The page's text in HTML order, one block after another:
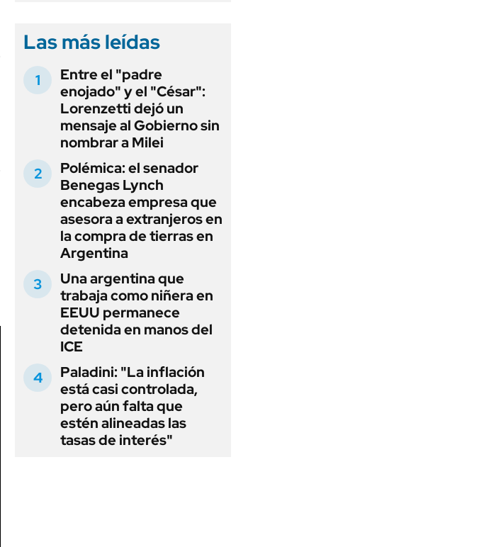
Las más leídas
Entre el "padre
enojado" y el "César":
Lorenzetti dejó un
mensaje al Gobierno sin
nombrar a Milei
Polémica: el senador
Benegas Lynch
encabeza empresa que
asesora a extranjeros en
la compra de tierras en
Argentina
Una argentina que
trabaja como niñera en
EEUU permanece
detenida en manos del
ICE
Paladini: "La inflación
está casi controlada,
pero aún falta que
estén alineadas las
tasas de interés"